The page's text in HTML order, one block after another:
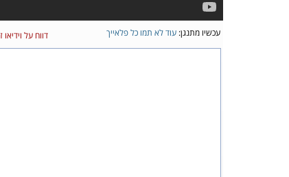
עכשיו מתנגן: עוד לא תמו כל פלאייך דווח על וידיאו